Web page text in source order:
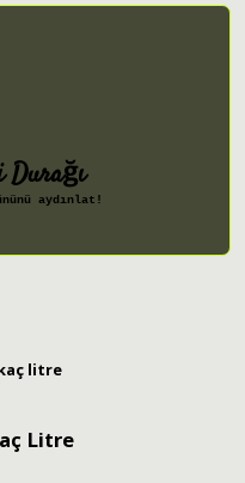
Politikası
aydınlat!
litre
Litre